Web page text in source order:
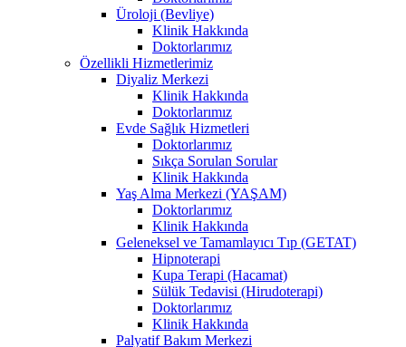
Üroloji (Bevliye)
Klinik Hakkında
Doktorlarımız
Özellikli Hizmetlerimiz
Diyaliz Merkezi
Klinik Hakkında
Doktorlarımız
Evde Sağlık Hizmetleri
Doktorlarımız
Sıkça Sorulan Sorular
Klinik Hakkında
Yaş Alma Merkezi (YAŞAM)
Doktorlarımız
Klinik Hakkında
Geleneksel ve Tamamlayıcı Tıp (GETAT)
Hipnoterapi
Kupa Terapi (Hacamat)
Sülük Tedavisi (Hirudoterapi)
Doktorlarımız
Klinik Hakkında
Palyatif Bakım Merkezi